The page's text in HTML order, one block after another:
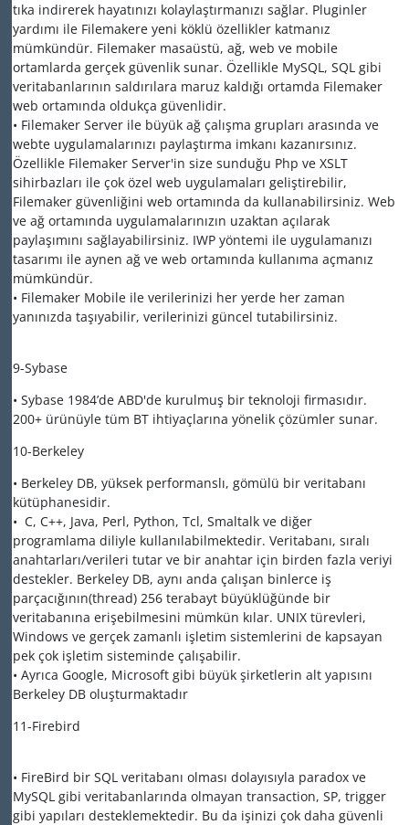
tıka indirerek hayatınızı kolaylaştırmanızı sağlar. Pluginler
yardımı ile Filemakere yeni köklü özellikler katmanız
mümkündür. Filemaker masaüstü, ağ, web ve mobile
ortamlarda gerçek güvenlik sunar. Özellikle MySQL, SQL gibi
veritabanlarının saldırılara maruz kaldığı ortamda Filemaker
web ortamında oldukça güvenlidir.
• Filemaker Server ile büyük ağ çalışma grupları arasında ve
webte uygulamalarınızı paylaştırma imkanı kazanırsınız.
Özellikle Filemaker Server'in size sunduğu Php ve XSLT
sihirbazları ile çok özel web uygulamaları geliştirebilir,
Filemaker güvenliğini web ortamında da kullanabilirsiniz. Web
ve ağ ortamında uygulamalarınızın uzaktan açılarak
paylaşımını sağlayabilirsiniz. IWP yöntemi ile uygulamanızı
tasarımı ile aynen ağ ve web ortamında kullanıma açmanız
mümkündür.
• Filemaker Mobile ile verilerinizi her yerde her zaman
yanınızda taşıyabilir, verilerinizi güncel tutabilirsiniz.
9-Sybase
• Sybase 1984’de ABD'de kurulmuş bir teknoloji firmasıdır.
200+ ürünüyle tüm BT ihtiyaçlarına yönelik çözümler sunar.
10-Berkeley
• Berkeley DB, yüksek performanslı, gömülü bir veritabanı
kütüphanesidir.
• C, C++, Java, Perl, Python, Tcl, Smaltalk ve diğer
programlama diliyle kullanılabilmektedir. Veritabanı, sıralı
anahtarları/verileri tutar ve bir anahtar için birden fazla veriyi
destekler. Berkeley DB, aynı anda çalışan binlerce iş
parçacığının(thread) 256 terabayt büyüklüğünde bir
veritabanına erişebilmesini mümkün kılar. UNIX türevleri,
Windows ve gerçek zamanlı işletim sistemlerini de kapsayan
pek çok işletim sisteminde çalışabilir.
• Ayrıca Google, Microsoft gibi büyük şirketlerin alt yapısını
Berkeley DB oluşturmaktadır
11-Firebird
• FireBird bir SQL veritabanı olması dolayısıyla paradox ve
MySQL gibi veritabanlarında olmayan transaction, SP, trigger
gibi yapıları desteklemektedir. Bu da işinizi çok daha güvenli